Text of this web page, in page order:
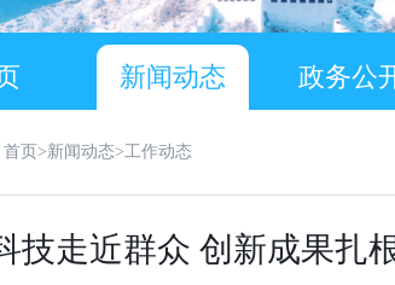
新闻动态 政务公
首页 >新闻动态>工作动态
技走近群众 创新成果扎